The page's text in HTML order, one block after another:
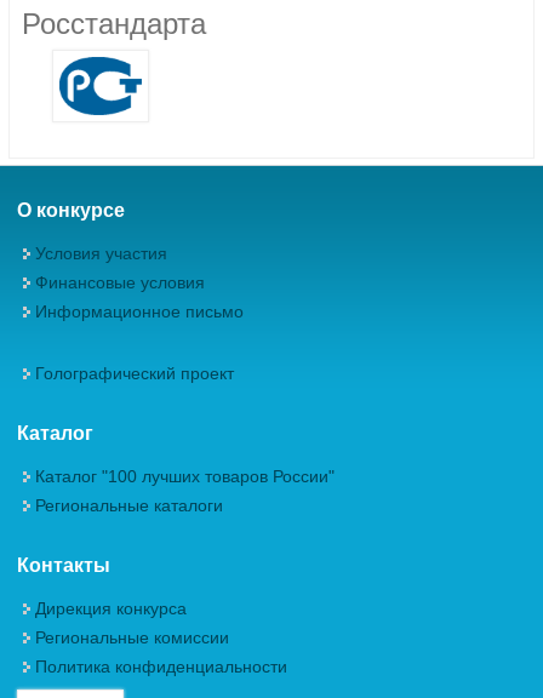
Росстандарта
О конкурсе
Условия участия
Финансовые условия
Информационное письмо
Голографический проект
Каталог
Каталог "100 лучших товаров России"
Региональные каталоги
Контакты
Дирекция конкурса
Региональные комиссии
Политика конфиденциальности